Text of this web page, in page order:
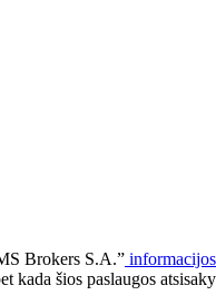
Brokers S.A.”
kada šios paslaugos